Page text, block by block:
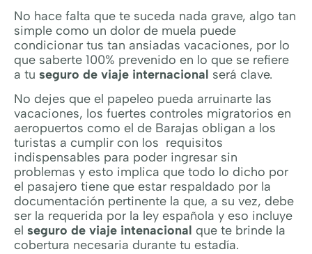
No hace falta que te suceda nada grave, algo tan
simple como un dolor de muela puede
condicionar tus tan ansiadas vacaciones, por lo
que saberte 100% prevenido en lo que se refiere
a tu seguro de viaje internacional será clave.
No dejes que el papeleo pueda arruinarte las
vacaciones, los fuertes controles migratorios en
aeropuertos como el de Barajas obligan a los
turistas a cumplir con los requisitos
indispensables para poder ingresar sin
problemas y esto implica que todo lo dicho por
el pasajero tiene que estar respaldado por la
documentación pertinente la que, a su vez, debe
ser la requerida por la ley española y eso incluye
el seguro de viaje intenacional que te brinde la
cobertura necesaria durante tu estadía.